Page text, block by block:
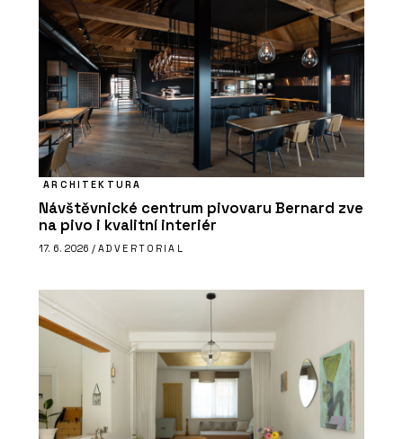
ARCHITEKTURA
Návštěvnické centrum pivovaru Bernard zve
na pivo i kvalitní interiér
17. 6. 2026 / ADVERTORIAL